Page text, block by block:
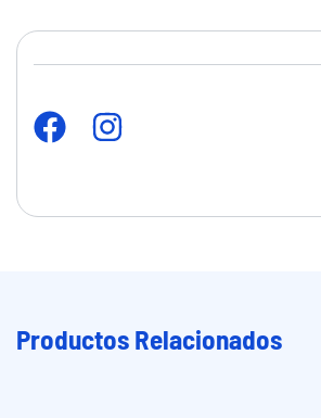
Productos Relacionados